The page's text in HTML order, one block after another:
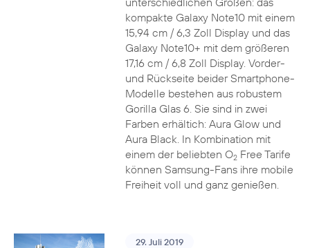
kompakte Galaxy Note10 mit einem
15,94 cm / 6,3 Zoll Display und das
Galaxy Note10+ mit dem größeren
17,16 cm / 6,8 Zoll Display. Vorder-
und Rückseite beider Smartphone-
Modelle bestehen aus robustem
Gorilla Glas 6. Sie sind in zwei
Farben erhältich: Aura Glow und
Aura Black. In Kombination mit
einem der beliebten O2Free Tarife
können Samsung-Fans ihre mobile
Freiheit voll und ganz genießen.
29. Juli 2019